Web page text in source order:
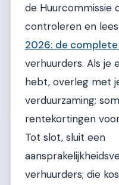
de Huurcommissie
controleren en
2026: de
verhuurders. Als je
hebt, overleg met
verduurzaming;
rentekortingen
Tot slot, sluit een
verhuurders; die